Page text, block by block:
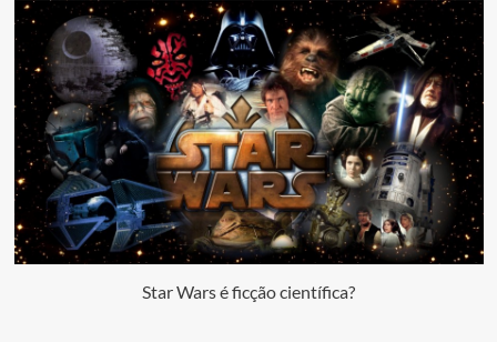
Star Wars é ficção científica?